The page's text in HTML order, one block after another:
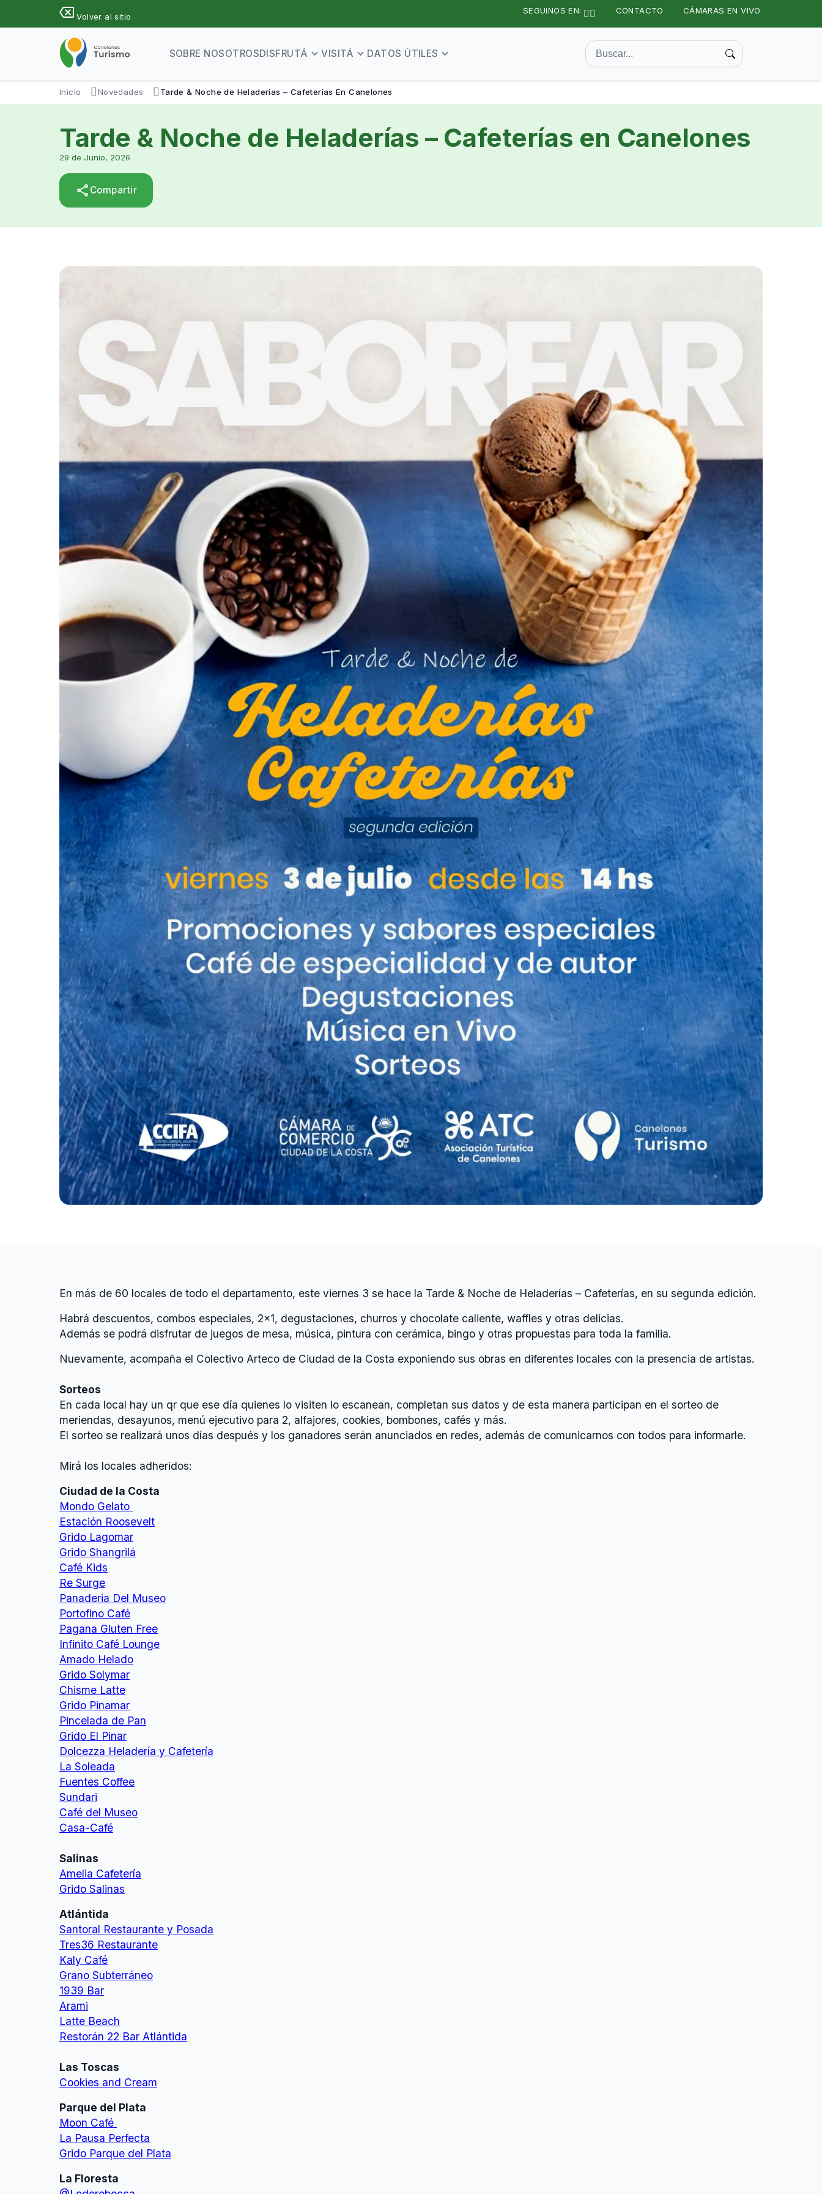
contenido
backspace Volver al sitio
SEGUINOS EN: CONTACTO CÁMARAS EN VIVO
SOBRE NOSOTROSDISFRUTÁ VISITÁ DATOS ÚTILES
Inicio Novedades Tarde & Noche de Heladerías – Cafeterías En Canelones
Tarde & Noche de Heladerías – Cafeterías en Canelones
29 de Junio, 2026
share Compartir
En más de 60 locales de todo el departamento, este viernes 3 se hace la Tarde & Noche de Heladerías – Cafeterías, en su segunda edición.
Habrá descuentos, combos especiales, 2x1, degustaciones, churros y chocolate caliente, waffles y otras delicias.
Además se podrá disfrutar de juegos de mesa, música, pintura con cerámica, bingo y otras propuestas para toda la familia.
Nuevamente, acompaña el Colectivo Arteco de Ciudad de la Costa exponiendo sus obras en diferentes locales con la presencia de artistas.
Sorteos
En cada local hay un qr que ese día quienes lo visiten lo escanean, completan sus datos y de esta manera participan en el sorteo de
meriendas, desayunos, menú ejecutivo para 2, alfajores, cookies, bombones, cafés y más.
El sorteo se realizará unos días después y los ganadores serán anunciados en redes, además de comunicarnos con todos para informarle.
Mirá los locales adheridos:
Ciudad de la Costa
Mondo Gelato
Estación Roosevelt
Grido Lagomar
Grido Shangrilá
Café Kids
Re Surge
Panaderia Del Museo
Portofino Café
Pagana Gluten Free
Infinito Café Lounge
Amado Helado
Grido Solymar
Chisme Latte
Grido Pinamar
Pincelada de Pan
Grido El Pinar
Dolcezza Heladería y Cafetería
La Soleada
Fuentes Coffee
Sundari
Café del Museo
Casa-Café
Salinas
Amelia Cafetería
Grido Salinas
Atlántida
Santoral Restaurante y Posada
Tres36 Restaurante
Kaly Café
Grano Subterráneo
1939 Bar
Arami
Latte Beach
Restorán 22 Bar Atlántida
Las Toscas
Cookies and Cream
Parque del Plata
Moon Café
La Pausa Perfecta
Grido Parque del Plata
La Floresta